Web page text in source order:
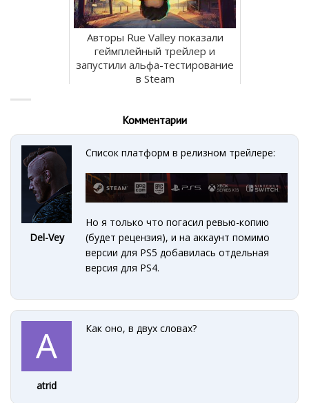
Авторы Rue Valley показали
геймплейный трейлер и
запустили альфа-тестирование
в Steam
Комментарии
Del-Vey
Список платформ в релизном трейлере:
Но я только что погасил ревью-копию
(будет рецензия), и на аккаунт помимо
версии для PS5 добавилась отдельная
версия для PS4.
atrid
Как оно, в двух словах?